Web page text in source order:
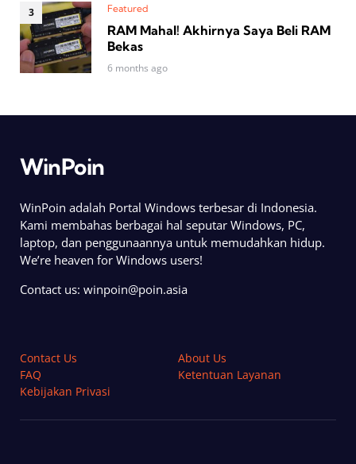
Featured
RAM Mahal! Akhirnya Saya Beli RAM
Bekas
6 months ago
WinPoin
WinPoin adalah Portal Windows terbesar di Indonesia.
Kami membahas berbagai hal seputar Windows, PC,
laptop, dan penggunaannya untuk memudahkan hidup.
We’re heaven for Windows users!
Contact us: winpoin@poin.asia
Contact Us
About Us
FAQ
Ketentuan Layanan
Kebijakan Privasi